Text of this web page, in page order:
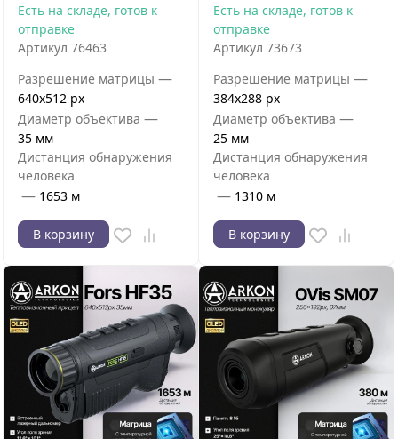
Есть на складе, готов к
отправке
Артикул 76463
Разрешение матрицы —
640x512 px
Диаметр объектива —
35 мм
Дистанция обнаружения
человека
— 1653 м
В корзину
Есть на складе, готов к
отправке
Артикул 73673
Разрешение матрицы —
384x288 px
Диаметр объектива —
25 мм
Дистанция обнаружения
человека
— 1310 м
В корзину